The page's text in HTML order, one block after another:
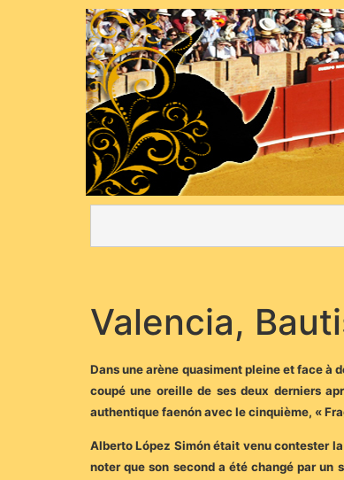
Valencia,
Dans une arène quasiment pleine et face à
coupé une oreille de ses deux derniers
authentique faenón avec le cinquième, «
Alberto López Simón était venu contester
noter que son second a été changé par un